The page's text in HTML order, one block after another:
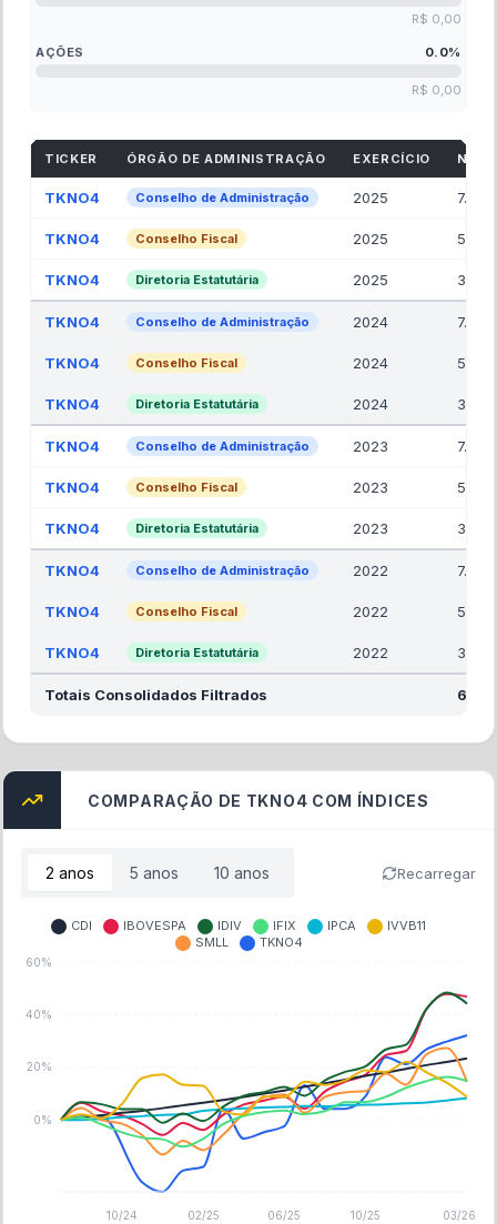
R$ 0,00
AÇÕES 0.0%
R$ 0,00
TICKER ÓRGÃO DE ADMINISTRAÇÃO EXERCÍCIO NR.
TKNO4 Conselho de Administração 2025 7.00
TKNO4 Conselho Fiscal 2025 5.00
TKNO4 Diretoria Estatutária 2025 3.00
TKNO4 Conselho de Administração 2024 7.00
TKNO4 Conselho Fiscal 2024 5.00
TKNO4 Diretoria Estatutária 2024 3.00
TKNO4 Conselho de Administração 2023 7.00
TKNO4 Conselho Fiscal 2023 5.00
TKNO4 Diretoria Estatutária 2023 3.00
TKNO4 Conselho de Administração 2022 7.00
TKNO4 Conselho Fiscal 2022 5.00
TKNO4 Diretoria Estatutária 2022 3.00
Totais Consolidados Filtrados
COMPARAÇÃO DE TKNO4 COM ÍNDICES
2 anos 5 anos 10 anos Recarregar
CDI IBOVESPA IDIV IFIX IPCA
IVVB11
SMLL
TKNO4
10/24 02/25 06/25 10/25 03/26
0%
20%
40%
60%